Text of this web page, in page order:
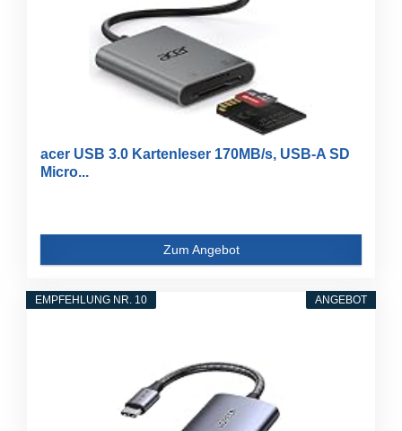
acer USB 3.0 Kartenleser 170MB/s, USB-A SD
Micro...
Zum Angebot
ANGEBOT
EMPFEHLUNG NR. 10